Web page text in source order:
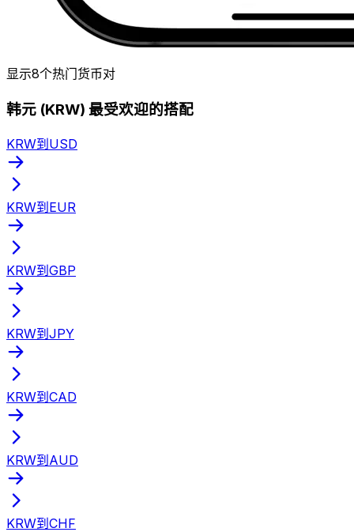
显示8个热门货币对
韩元 (KRW) 最受欢迎的搭配
KRW到USD
KRW到EUR
KRW到GBP
KRW到JPY
KRW到CAD
KRW到AUD
KRW到CHF